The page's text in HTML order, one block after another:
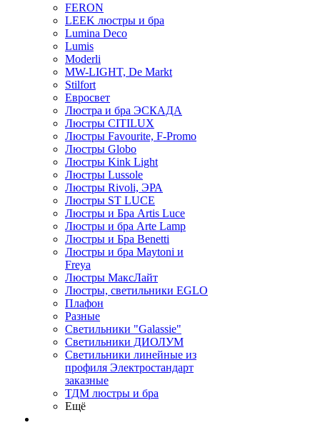
FERON
LEEK люстры и бра
Lumina Deco
Lumis
Moderli
MW-LIGHT, De Markt
Stilfort
Евросвет
Люстра и бра ЭСКАДА
Люстры CITILUX
Люстры Favourite, F-Promo
Люстры Globo
Люстры Kink Light
Люстры Lussole
Люстры Rivoli, ЭРА
Люстры ST LUCE
Люстры и Бра Artis Luce
Люстры и бра Arte Lamp
Люстры и Бра Benetti
Люстры и бра Maytoni и
Freya
Люстры МаксЛайт
Люстры, светильники EGLO
Плафон
Разные
Светильники "Galassie"
Светильники ДИОЛУМ
Светильники линейные из
профиля Электростандарт
заказные
ТДМ люстры и бра
Ещё